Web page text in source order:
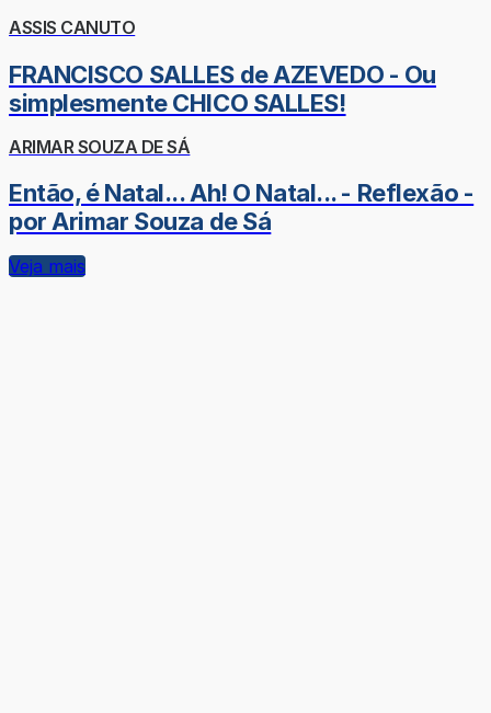
ASSIS CANUTO
FRANCISCO SALLES de AZEVEDO - Ou
simplesmente CHICO SALLES!
ARIMAR SOUZA DE SÁ
Então, é Natal... Ah! O Natal... - Reflexão -
por Arimar Souza de Sá
Veja mais